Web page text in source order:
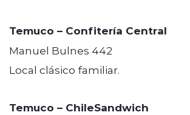
Temuco – Confitería Central
Manuel Bulnes 442
Local clásico familiar.
Temuco – ChileSandwich